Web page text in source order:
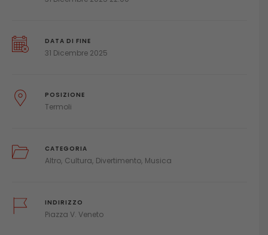
DATA DI FINE
31 Dicembre 2025
POSIZIONE
Termoli
CATEGORIA
Altro Cultura Divertimento Musica
INDIRIZZO
Piazza V. Veneto